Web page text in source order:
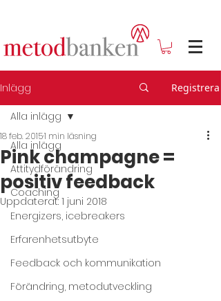
Inlägg Registrera
Alla inlägg
Attitydförändring
Coaching
Energizers, icebreakers
Erfarenhetsutbyte
Feedback och kommunikation
Förändring, metodutveckling
Alla inlägg
Pink champagne =
positiv feedback
18 feb. 20151 min läsning
Uppdaterat: 1 juni 2018